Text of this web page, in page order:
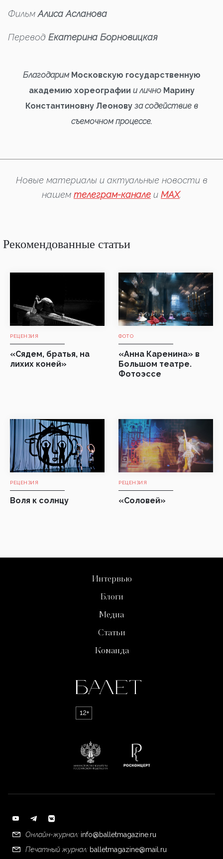
ФильмАлиса Асланова
Перевод Екатерина Борновицкая
Благодарим Московскую государственную
академию хореографии и личноМарину
Константиновну Леонову за содействие в
съемочном процессе.
Новые материалы и актуальные новости в
нашем телеграм-канале и MAX.
Рекомендованные статьи
РЕЦЕНЗИЯ
«Сядем, братья, на
лихих коней»
ФОТО
«Анна Каренина» в
Большом театре.
Фотоэссе
РЕЦЕНЗИЯ
Воля к солнцу
РЕЦЕНЗИЯ
«Соловей»
Интервью
Блоги
Медиа
Статьи
Команда
12+
Онлайн-журнал: info@balletmagazine.ru
Печатный журнал: balletmagazine@mail.ru